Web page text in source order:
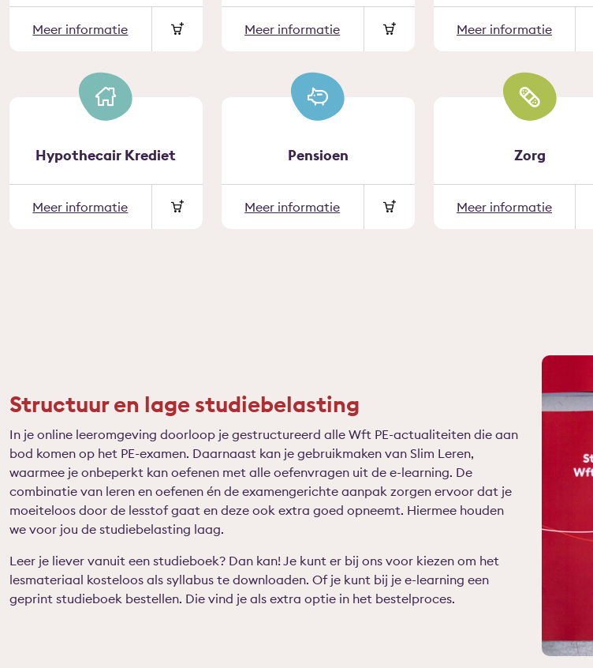
Meer informatie Meer informatie Meer informatie
Hypothecair Krediet
Meer informatie
Pensioen
Meer informatie
Zorg
Meer informatie
Structuur en lage studiebelasting
In je online leeromgeving doorloop je gestructureerd alle Wft PE-actualiteiten die aan
bod komen op het PE-examen. Daarnaast kan je gebruikmaken van Slim Leren,
waarmee je onbeperkt kan oefenen met alle oefenvragen uit de e-learning. De
combinatie van leren en oefenen én de examengerichte aanpak zorgen ervoor dat je
moeiteloos door de lesstof gaat en deze ook extra goed opneemt. Hiermee houden
we voor jou de studiebelasting laag.
Leer je liever vanuit een studieboek? Dan kan! Je kunt er bij ons voor kiezen om het
lesmateriaal kosteloos als syllabus te downloaden. Of je kunt bij je e-learning een
geprint studieboek bestellen. Die vind je als extra optie in het bestelproces.